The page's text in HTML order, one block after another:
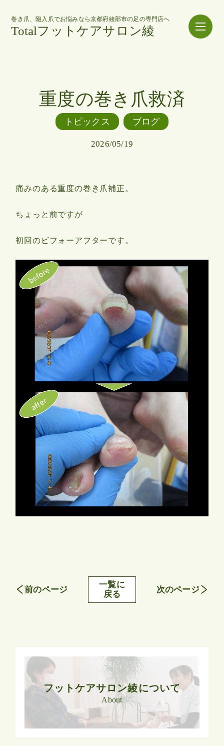
巻き爪、陥入爪でお悩みなら京都府綾部市の足の専門店へ
Totalフットケアサロン綾
重度の巻き爪救済
トピックス ブログ
2026/05/19
痛みのある重度の巻き爪補正。
ちょっと前ですが
初回のビフォーアフターです。
前のページ
一覧に
戻る
次のページ
フットケアサロン綾について
About